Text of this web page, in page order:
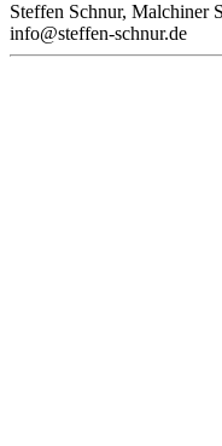
Steffen Schnur, Malchiner
info@steffen-schnur.de